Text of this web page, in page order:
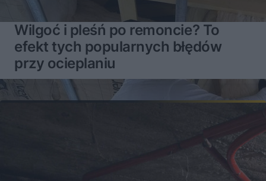
Wilgoć i pleśń po remoncie? To
efekt tych popularnych błędów
przy ocieplaniu